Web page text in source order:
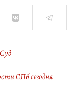
Суд
СПб сегодня